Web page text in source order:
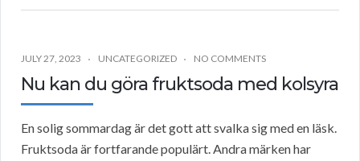
JULY 27, 2023 UNCATEGORIZED NO COMMENTS
Nu kan du göra fruktsoda med kolsyra
En solig sommardag är det gott att svalka sig med en läsk.
Fruktsoda är fortfarande populärt. Andra märken har